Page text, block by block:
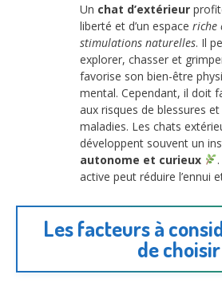
Un chat d’extérieur
liberté et d’un espace riche
stimulations naturelles. Il
explorer, chasser et
favorise son bien-être
mental. Cependant, il doit
aux risques de blessures et
maladies. Les chats
développent souvent un
autonome et curieux
active peut réduire l’ennui
Les facteurs à
de choisir